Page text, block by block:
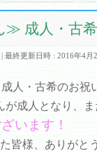
成人・古
最終更新日時 : 2016年4月
人・古希のお祝
が成人となり、
います！
皆様、ありがと